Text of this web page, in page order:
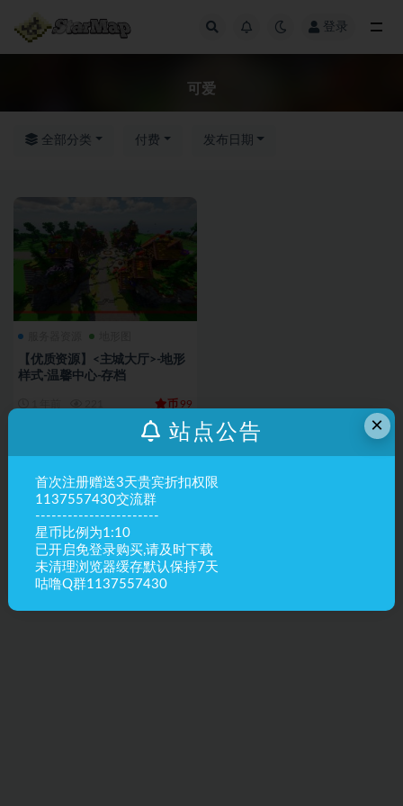
登录
可爱
全部分类 付费 发布日期
【优质资源】<主城大厅>-地形
样式-温馨中心-存档
币 99
×
站点公告
首次注册赠送3天贵宾折扣权限
1137557430交流群
-----------------------
星币比例为1:10
已开启免登录购买,请及时下载
未清理浏览器缓存默认保持7天
咕噜Q群1137557430